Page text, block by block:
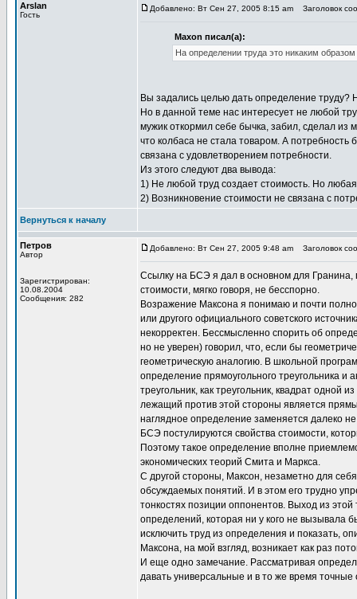
Arslan
Гость
Добавлено: Вт Сен 27, 2005 8:15 am Заголовок
Maxon писал(а):
На определении труда это никаким
Вы задались целью дать определение труду?
Но в данной теме нас интересует не любой
мужик откормил себе бычка, забил, сделал
что колбаса не стала товаром. А
связана с удовлетворением потребности.
Из этого следуют два вывода:
1) Не любой труд создает стоимость. Но
2) Возникновение стоимости не связана с
Вернуться к началу
Петров
Автор
Зарегистрирован:
10.08.2004
Сообщения: 282
Добавлено: Вт Сен 27, 2005 9:48 am Заголовок
Ссылку на БСЭ я дал в основном для Гранина,
стоимости, мягко говоря, не бесспорно.
Возражение Максона я понимаю и почти
или другого официального советского
некорректен. Бессмысленно спорить об
но не уверен) говорил, что, если бы
геометрическую аналогию. В школьной
определение прямоугольного треугольника
треугольник, как треугольник, квадрат одной
лежащий против этой стороны является
наглядное определение заменяется далеко
БСЭ постулируются свойства стоимости,
Поэтому такое определение вполне
экономических теорий Смита и Маркса.
С другой стороны, Максон, незаметно для
обсуждаемых понятий. И в этом его трудно
тонкостях позиции оппонентов. Выход из
определений, которая ни у кого не вызывала
исключить труд из определения и показать,
Максона, на мой взгляд, возникает как раз
И еще одно замечание. Рассматривая
давать универсальные и в то же время